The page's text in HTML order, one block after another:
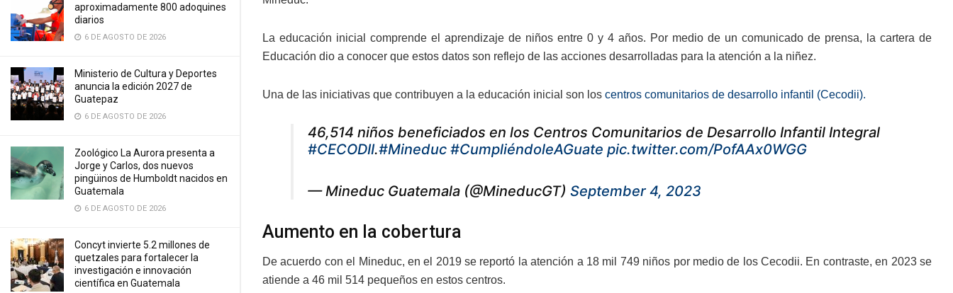
aproximadamente 800 adoquines
diarios
6 DE AGOSTO DE 2026
Ministerio de Cultura y Deportes
anuncia la edición 2027 de
Guatepaz
6 DE AGOSTO DE 2026
Zoológico La Aurora presenta a
Jorge y Carlos, dos nuevos
pingüinos de Humboldt nacidos en
Guatemala
6 DE AGOSTO DE 2026
Concyt invierte 5.2 millones de
quetzales para fortalecer la
investigación e innovación
científica en Guatemala
La educación inicial comprende el aprendizaje de niños entre 0 y 4 años. Por medio de un comunicado de prensa, la cartera de
Educación dio a conocer que estos datos son reflejo de las acciones desarrolladas para la atención a la niñez.
Una de las iniciativas que contribuyen a la educación inicial son los centros comunitarios de desarrollo infantil (Cecodii).
46,514 niños beneficiados en los Centros Comunitarios de Desarrollo Infantil Integral
#CECODII.#Mineduc #CumpliéndoleAGuate pic.twitter.com/PofAAx0WGG
— Mineduc Guatemala (@MineducGT) September 4, 2023
Aumento en la cobertura
De acuerdo con el Mineduc, en el 2019 se reportó la atención a 18 mil 749 niños por medio de los Cecodii. En contraste, en 2023 se
atiende a 46 mil 514 pequeños en estos centros.